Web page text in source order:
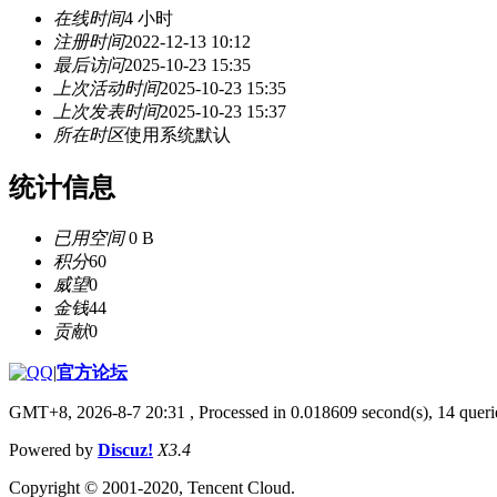
在线时间4 小时
注册时间2022-12-13 10:12
最后访问2025-10-23 15:35
上次活动时间2025-10-23 15:35
上次发表时间2025-10-23 15:37
所在时区使用系统默认
统计信息
已用空间0 B
积分60
威望0
金钱44
贡献0
|官方论坛
GMT+8, 2026-8-7 20:31 , Processed in 0.018609 second(s), 14
Powered by Discuz! X3.4
Copyright © 2001-2020, Tencent Cloud.